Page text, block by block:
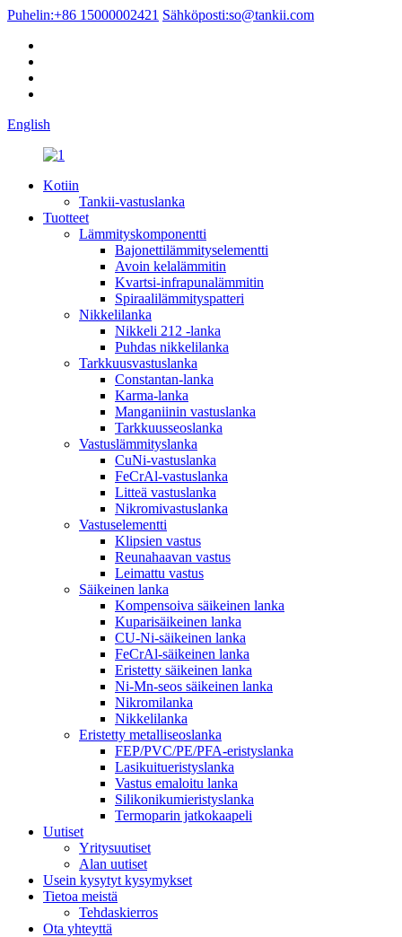
Puhelin:+86 15000002421 Sähköposti:so@tankii.com
English
Kotiin
Tankii-vastuslanka
Tuotteet
Lämmityskomponentti
Bajonettilämmityselementti
Avoin kelalämmitin
Kvartsi-infrapunalämmitin
Spiraalilämmityspatteri
Nikkelilanka
Nikkeli 212 -lanka
Puhdas nikkelilanka
Tarkkuusvastuslanka
Constantan-lanka
Karma-lanka
Manganiinin vastuslanka
Tarkkuusseoslanka
Vastuslämmityslanka
CuNi-vastuslanka
FeCrAl-vastuslanka
Litteä vastuslanka
Nikromivastuslanka
Vastuselementti
Klipsien vastus
Reunahaavan vastus
Leimattu vastus
Säikeinen lanka
Kompensoiva säikeinen lanka
Kuparisäikeinen lanka
CU-Ni-säikeinen lanka
FeCrAl-säikeinen lanka
Eristetty säikeinen lanka
Ni-Mn-seos säikeinen lanka
Nikromilanka
Nikkelilanka
Eristetty metalliseoslanka
FEP/PVC/PE/PFA-eristyslanka
Lasikuitueristyslanka
Vastus emaloitu lanka
Silikonikumieristyslanka
Termoparin jatkokaapeli
Uutiset
Yritysuutiset
Alan uutiset
Usein kysytyt kysymykset
Tietoa meistä
Tehdaskierros
Ota yhteyttä